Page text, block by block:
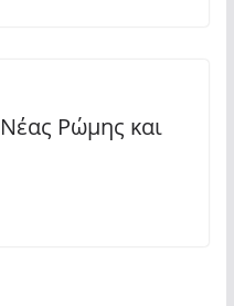
Ρώμης και